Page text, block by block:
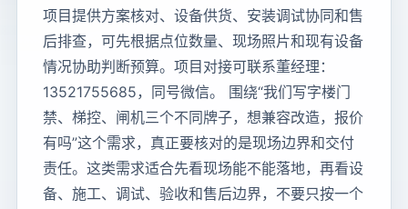
项目提供方案核对、设备供货、安装调试协同和售
后排查，可先根据点位数量、现场照片和现有设备
情况协助判断预算。项目对接可联系董经理：
13521755685，同号微信。 围绕“我们写字楼门
禁、梯控、闸机三个不同牌子，想兼容改造，报价
有吗”这个需求，真正要核对的是现场边界和交付
责任。这类需求适合先看现场能不能落地，再看设
备、施工、调试、验收和售后边界，不要只按一个